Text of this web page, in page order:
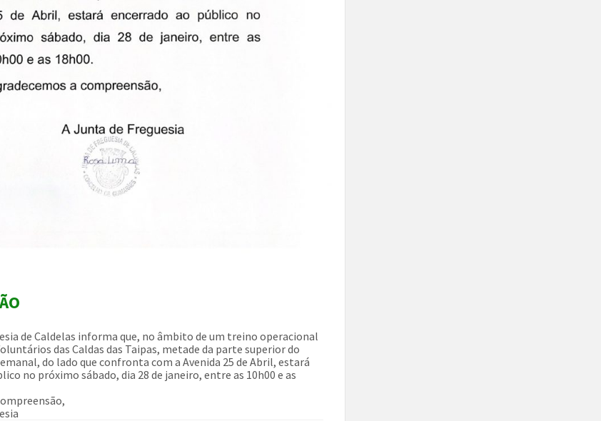
de Caldelas informa que, no âmbito de um treino operacional
das Caldas das Taipas, metade da parte superior do
do lado que confronta com a Avenida 25 de Abril, estará
no próximo sábado, dia 28 de janeiro, entre as 10h00 e as